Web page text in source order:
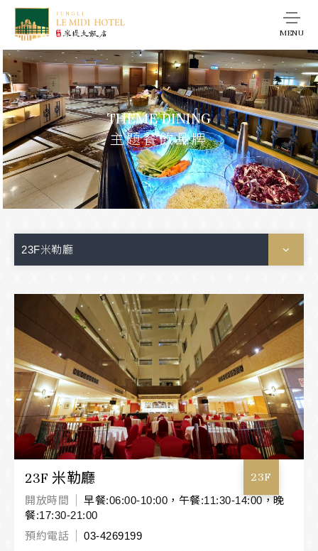
MENU
THEME DINING
主題餐飲品牌
23F米勒廳
23F 米勒廳 23F
開放時間
早餐:06:00-10:00，午餐:11:30-14:00，晚
餐:17:30-21:00
預約電話
03-4269199